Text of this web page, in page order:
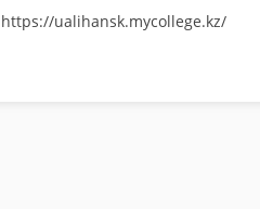
https://ualihansk.mycollege.kz/